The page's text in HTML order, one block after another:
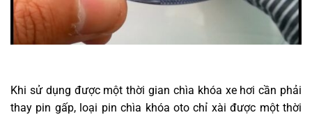
Khi sử dụng được một thời gian chìa khóa xe hơi cần phải
thay pin gấp, loại pin chìa khóa oto chỉ xài được một thời